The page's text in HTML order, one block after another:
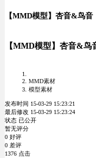
【MMD模型】杏音&鸟音
【MMD模型】杏音&鸟
MMD素材
模型素材
发布时间 15-03-29 15:23:21
最后修改 15-03-29 15:23:24
状态 已公开
暂无评分
0 好评
0 差评
1376 点击